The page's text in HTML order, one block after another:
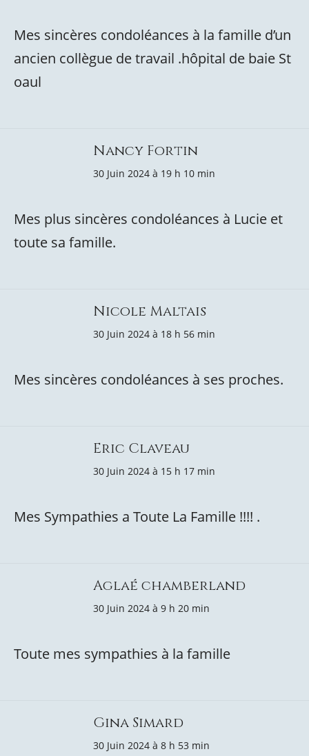
Mes sincères condoléances à la famille d’un
ancien collègue de travail .hôpital de baie St
oaul
Nancy Fortin
30 Juin 2024 à 19 h 10 min
Mes plus sincères condoléances à Lucie et
toute sa famille.
Nicole Maltais
30 Juin 2024 à 18 h 56 min
Mes sincères condoléances à ses proches.
Eric Claveau
30 Juin 2024 à 15 h 17 min
Mes Sympathies a Toute La Famille !!!! .
Aglaé chamberland
30 Juin 2024 à 9 h 20 min
Toute mes sympathies à la famille
Gina Simard
30 Juin 2024 à 8 h 53 min